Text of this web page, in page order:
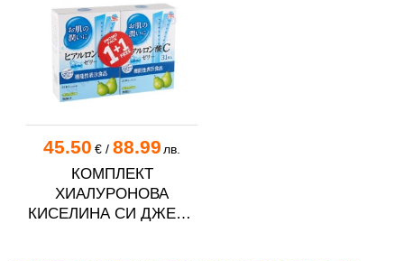
45.50 €/ 88.99 лв.
КОМПЛЕКТ
ХИАЛУРОНОВА
КИСЕЛИНА СИ ДЖЕЛИ